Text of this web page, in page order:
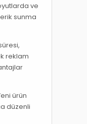
ve
sunma
reklam
ürün
düzenli